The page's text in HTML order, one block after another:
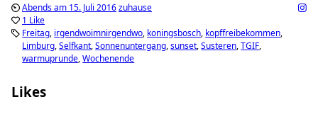
Abends am 15. Juli 2016zuhause
1 Like
Freitag irgendwoimnirgendwo koningsbosch kopffreibekommen
Limburg Selfkant Sonnenuntergang sunset Susteren TGIF
warmuprunde Wochenende
Likes